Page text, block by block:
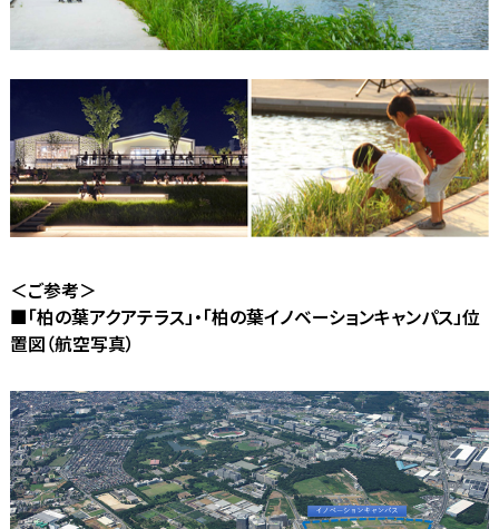
＜ご参考＞
■「柏の葉アクアテラス」・「柏の葉イノベーションキャンパス」位
置図（航空写真）